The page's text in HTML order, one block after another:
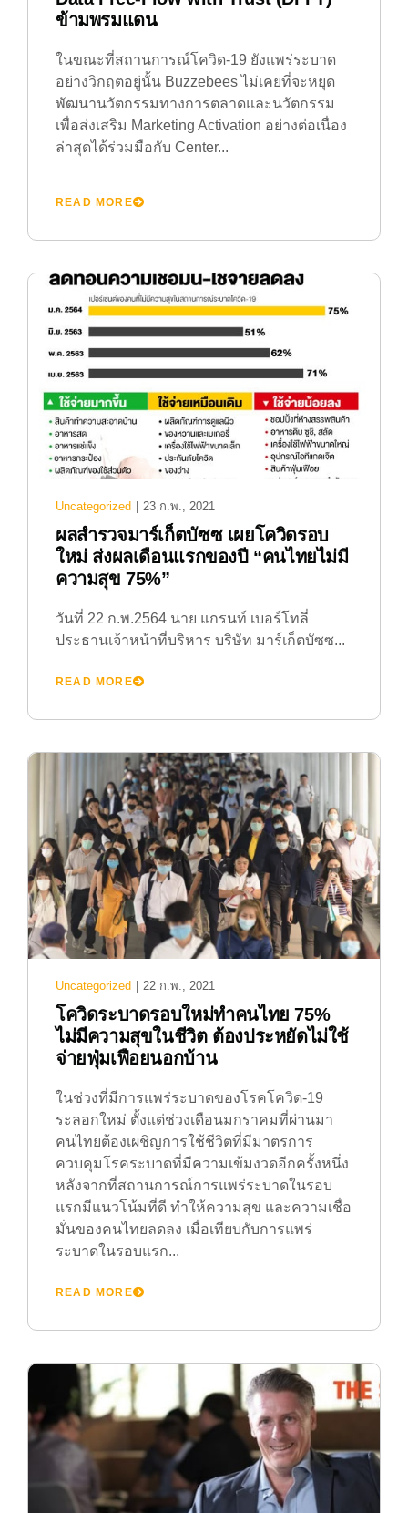
ข้ามพรมแดน
ในขณะที่สถานการณ์โควิด-19 ยังแพร่ระบาด
อย่างวิกฤตอยู่นั้น Buzzebees ไม่เคยที่จะหยุด
พัฒนานวัตกรรมทางการตลาดและนวัตกรรม
เพื่อส่งเสริม Marketing Activation อย่างต่อเนื่อง
ล่าสุดได้ร่วมมือกับ Center...
READ MORE
Uncategorized 23 ก.พ., 2021
ผลสำรวจมาร์เก็ตบัซซ เผยโควิดรอบ
ใหม่ ส่งผลเดือนแรกของปี “คนไทยไม่มี
ความสุข 75%”
วันที่ 22 ก.พ.2564 นาย แกรนท์ เบอร์โทลี่
ประธานเจ้าหน้าที่บริหาร บริษัท มาร์เก็ตบัซซ...
READ MORE
Uncategorized 22 ก.พ., 2021
โควิดระบาดรอบใหม่ทำคนไทย 75%
ไม่มีความสุขในชีวิต ต้องประหยัดไม่ใช้
จ่ายฟุ่มเฟือยนอกบ้าน
ในช่วงที่มีการแพร่ระบาดของโรคโควิด-19
ระลอกใหม่ ตั้งแต่ช่วงเดือนมกราคมที่ผ่านมา
คนไทยต้องเผชิญการใช้ชีวิตที่มีมาตรการ
ควบคุมโรคระบาดที่มีความเข้มงวดอีกครั้งหนึ่ง
หลังจากที่สถานการณ์การแพร่ระบาดในรอบ
แรกมีแนวโน้มที่ดี ทำให้ความสุข และความเชื่อ
มั่นของคนไทยลดลง เมื่อเทียบกับการแพร่
ระบาดในรอบแรก...
READ MORE